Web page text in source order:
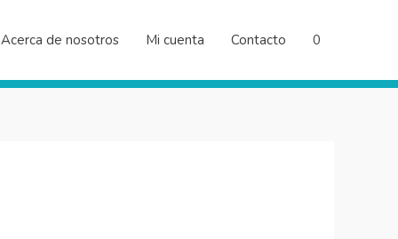
Acerca de nosotros Mi cuenta Contacto 0